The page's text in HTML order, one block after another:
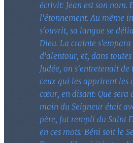
écrivit: Jean est son nom.
l'étonnement. Au même
s'ouvrit, sa langue se
Dieu. La crainte
d'alentour, et, dans
Judée, on s'entretenait de
ceux qui les apprirent les
cœur, en disant: Que sera
main du Seigneur était
père, fut rempli du Saint
en ces mots: Béni soit le